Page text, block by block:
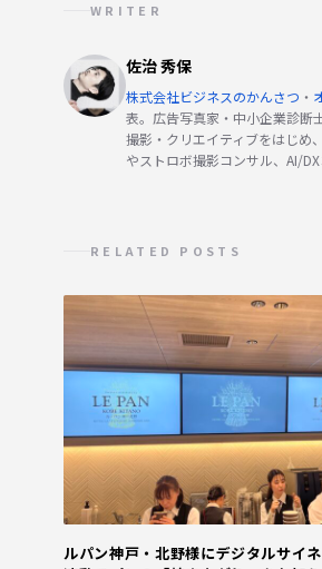
WRITER
佐治 秀保
株式会社ビジネスのかんさつ ・
表。広告写真家・中小企業診断
撮影・クリエイティブをはじめ
やストロボ撮影コンサル、AI/DX
RELATED POSTS
ルパン神戸・北野様にデジタルサイ